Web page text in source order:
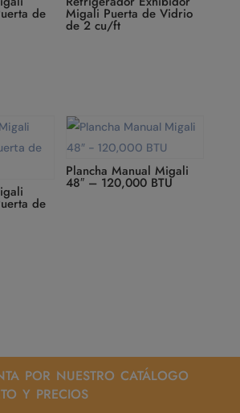
de Migali Puerta de Vidrio
de 2 cu/ft
de
Plancha Manual Migali
48″ – 120,000 BTU
por nuestro catálogo
y precios